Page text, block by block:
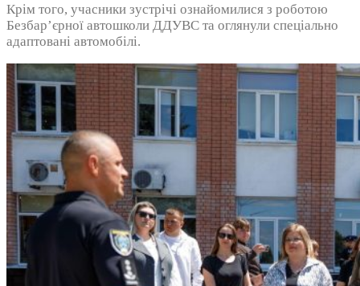
Крім того, учасники зустрічі ознайомилися з роботою
Безбар’єрної автошколи ДДУВС та оглянули спеціально
адаптовані автомобілі.